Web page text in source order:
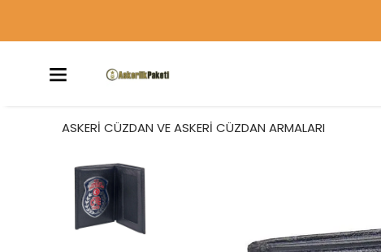
ASKERİ CÜZDAN VE ASKERİ CÜZDAN ARMALARI